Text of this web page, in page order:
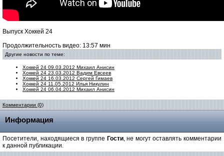
Выпуск Хоккей 24
Продолжительность видео: 13:57 мин
Другие новости по теме:
Хоккей 24 09.03.2012 Михаил Анисин
Хоккей 24 23.03.2012 Вадим Евсеев
Хоккей 24 16.03.2012 Сергей Гимаев
Хоккей 24 11.05.2012 Илья Никулин
Хоккей 24 06.04.2012 Михаил Анисин
Комментарии (0)
Информация
Посетители, находящиеся в группе Гости, не могут оставлять комментарии
к данной публикации.